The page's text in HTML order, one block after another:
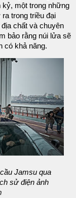
kỷ, một trong những
trong triều đại
chất và chuyên
bảo rằng núi lửa sẽ
có khả năng.
Jamsu qua
sử điện ảnh